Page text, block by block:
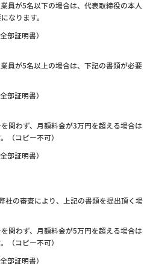
員が5名以下の場合は、代表取締役の本人
なります。
部証明書）
員が5名以上の場合は、下記の書類が必要
部証明書）
問わず、月額料金が3万円を超える場合は
（コピー不可）
部証明書）
の審査により、上記の書類を提出頂く場
問わず、月額料金が5万円を超える場合は
（コピー不可）
部証明書）